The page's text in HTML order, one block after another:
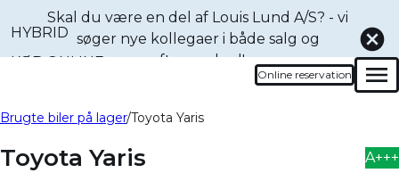
Skal du være en del af Louis Lund A/S? - vi
søger nye kollegaer i både salg og
eftermarked!
Online reservation
Bliv ringet op
Brugte biler på lager Toyota Yaris
Toyota Yaris A+++
HYBRID
KØB ONLINE